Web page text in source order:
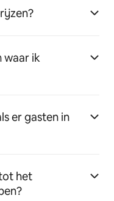
waar ik
er gasten in
het